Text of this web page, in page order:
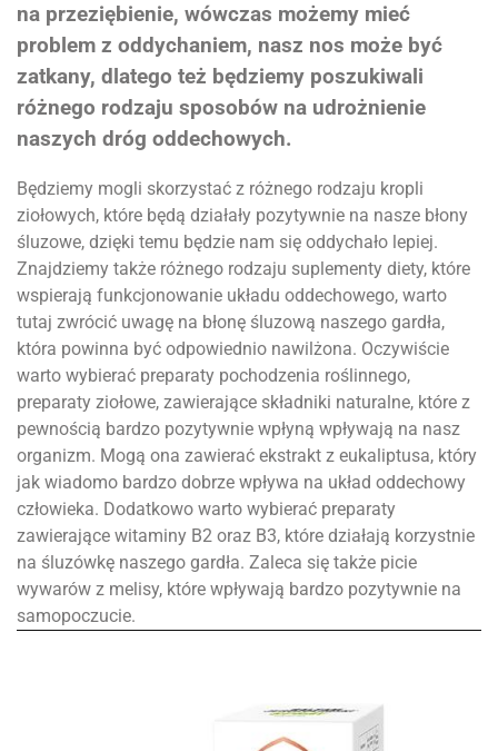
na przeziębienie, wówczas możemy mieć
problem z oddychaniem, nasz nos może być
zatkany, dlatego też będziemy poszukiwali
różnego rodzaju sposobów na udrożnienie
naszych dróg oddechowych.
Będziemy mogli skorzystać z różnego rodzaju kropli
ziołowych, które będą działały pozytywnie na nasze błony
śluzowe, dzięki temu będzie nam się oddychało lepiej.
Znajdziemy także różnego rodzaju suplementy diety, które
wspierają funkcjonowanie układu oddechowego, warto
tutaj zwrócić uwagę na błonę śluzową naszego gardła,
która powinna być odpowiednio nawilżona. Oczywiście
warto wybierać preparaty pochodzenia roślinnego,
preparaty ziołowe, zawierające składniki naturalne, które z
pewnością bardzo pozytywnie wpłyną wpływają na nasz
organizm. Mogą ona zawierać ekstrakt z eukaliptusa, który
jak wiadomo bardzo dobrze wpływa na układ oddechowy
człowieka. Dodatkowo warto wybierać preparaty
zawierające witaminy B2 oraz B3, które działają korzystnie
na śluzówkę naszego gardła. Zaleca się także picie
wywarów z melisy, które wpływają bardzo pozytywnie na
samopoczucie.